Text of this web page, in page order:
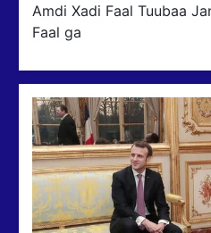
Amdi Xadi Faal Tuubaa
Faal ga